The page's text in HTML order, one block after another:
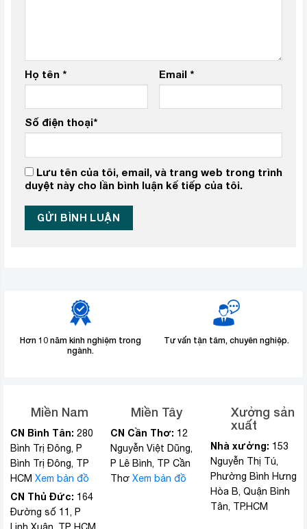
Họ tên * Email *
Số điện thoại*
Lưu tên của tôi, email, và trang web trong trình
duyệt này cho lần bình luận kế tiếp của tôi.
Hơn 10 năm kinh nghiệm trong
ngành.
Tư vấn tận tâm, chuyên nghiệp.
Miền Nam
CN Bình Tân: 280
Bình Trị Đông, P
Bình Trị Đông, TP
HCM Xem bản đồ
CN Thủ Đức: 164
Đường số 11, P
Miền Tây
CN Cần Thơ: 12
Nguyễn Việt Dũng,
P Lê Bình, TP Cần
Thơ Xem bản đồ
Xưởng sản
xuất
Nhà xưởng: 153
Nguyễn Thị Tú,
Phường Bình Hưng
Hòa B, Quận Bình
Tân, TP.HCM